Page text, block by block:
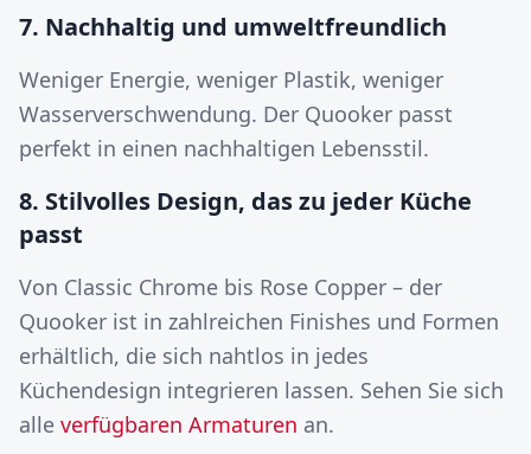
7. Nachhaltig und umweltfreundlich
Weniger Energie, weniger Plastik, weniger
Wasserverschwendung. Der Quooker passt
perfekt in einen nachhaltigen Lebensstil.
8. Stilvolles Design, das zu jeder Küche
passt
Von Classic Chrome bis Rose Copper – der
Quooker ist in zahlreichen Finishes und Formen
erhältlich, die sich nahtlos in jedes
Küchendesign integrieren lassen. Sehen Sie sich
alle verfügbaren Armaturen an.